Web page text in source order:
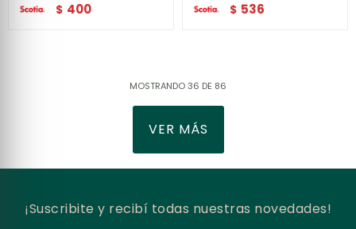
$ 400 $ 536
MOSTRANDO36 DE 86
VER MÁS
¡Suscribite y recibí todas nuestras novedades!